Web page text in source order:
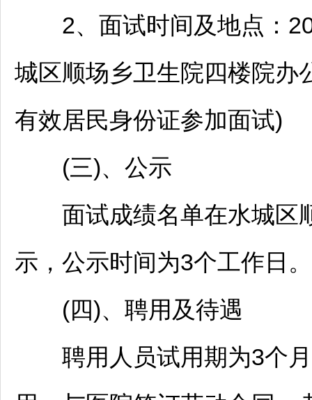
2、面试时间及地点：
城区顺场乡卫生院四楼院办
有效居民身份证参加面试)
(三)、公示
面试成绩名单在水城区
示，公示时间为3个工作日。
(四)、聘用及待遇
聘用人员试用期为3个月